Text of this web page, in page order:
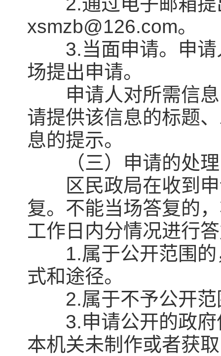
xsmzb@126.com。
3.当面申请。申请
场提出申请。
申请人对所需信息
请提供该信息的标题
息的提示。
（三）申请的处理
区民政局在收到申
复。不能当场答复的
工作日内分情况进行
1.属于公开范围的
式和途径。
2.属于不予公开范
3.申请公开的政府
本机关未制作或者获